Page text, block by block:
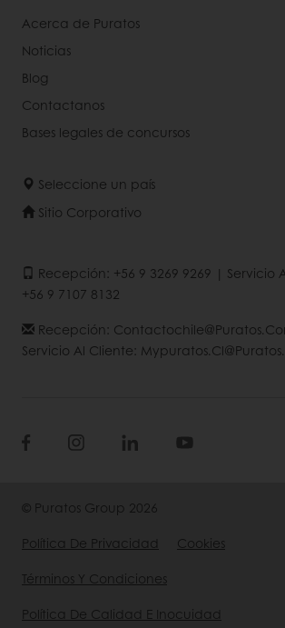
Acerca de Puratos
Noticias
Blog
Contactanos
Bases legales de concursos
Seleccione un país
Sitio Corporativo
Recepción: +56 9 3269 9269 | Servicio
+56 9 7107 8132
Recepción:
Servicio Al Cliente:
© Puratos Group 2026
Política De Privacidad
Cookies
Términos Y Condiciones
Política De Calidad E Inocuidad